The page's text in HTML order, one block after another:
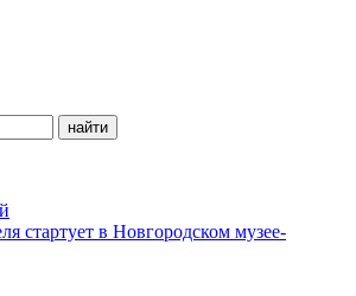
стартует в Новгородском музее-